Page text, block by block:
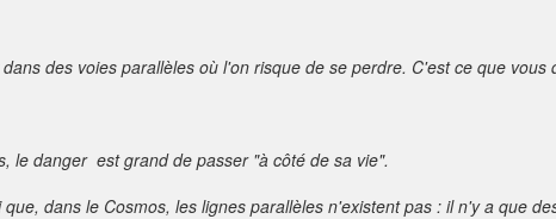
des voies parallèles où l'on risque de se perdre. C'est ce que vous
le danger est grand de passer "à côté de sa vie".
dans le Cosmos, les lignes parallèles n'existent pas : il n'y a que